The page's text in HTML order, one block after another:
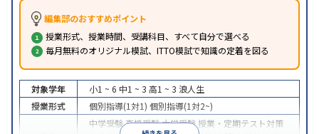
編集部のおすすめポイント
授業形式、授業時間、受講科目、すべて自分で選べる
毎月無料のオリジナル模試、ITTO模試で知識の定着を図る
対象学年 小1 ~ 6 中1 ~ 3 高1 ~ 3 浪人生
授業形式
個別指導(1対1) 個別指導(1対2~)
中学受験高校受験大学受験 授業・定期テスト対策